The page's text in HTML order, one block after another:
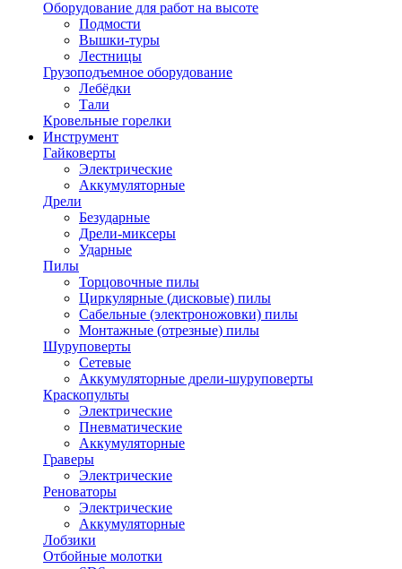
Оборудование для работ на высоте
Подмости
Вышки-туры
Лестницы
Грузоподъемное оборудование
Лебёдки
Тали
Кровельные горелки
Инструмент
Гайковерты
Электрические
Аккумуляторные
Дрели
Безударные
Дрели-миксеры
Ударные
Пилы
Торцовочные пилы
Циркулярные (дисковые) пилы
Сабельные (электроножовки) пилы
Монтажные (отрезные) пилы
Шуруповерты
Сетевые
Аккумуляторные дрели-шуруповерты
Краскопульты
Электрические
Пневматические
Аккумуляторные
Граверы
Электрические
Реноваторы
Электрические
Аккумуляторные
Лобзики
Отбойные молотки